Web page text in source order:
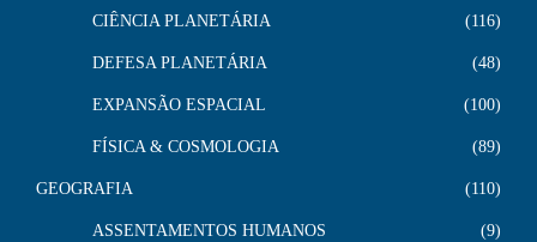
CIÊNCIA PLANETÁRIA 116
DEFESA PLANETÁRIA 48
EXPANSÃO ESPACIAL 100
FÍSICA & COSMOLOGIA 89
GEOGRAFIA 110
ASSENTAMENTOS HUMANOS 9